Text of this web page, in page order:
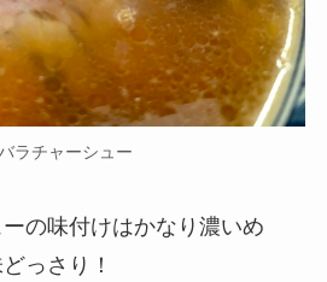
ラチャーシュー
の味付けはかなり濃いめ
っさり！